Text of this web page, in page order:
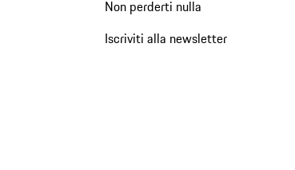
Non perderti nulla
Iscriviti alla newsletter